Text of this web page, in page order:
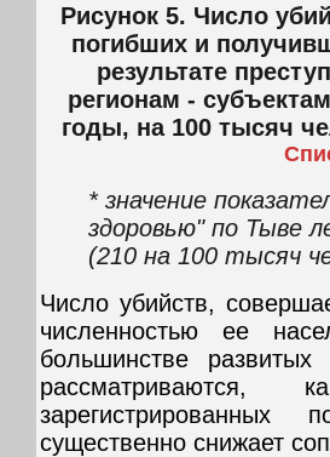
Рисунок 5. Число
погибших и
результате
регионам -
годы, на 100 тысяч
* значение
здоровью" по Тыве
(210 на 100 тысяч
Число убийств,
численностью ее
большинстве
существенно снижает